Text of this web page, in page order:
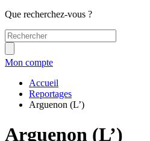
Que recherchez-vous ?
Mon compte
Accueil
Reportages
Arguenon (L’)
Arguenon (L’)